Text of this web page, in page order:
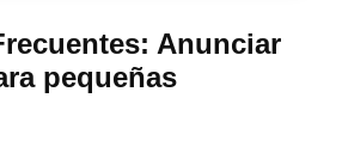
Anunciar
pequeñas